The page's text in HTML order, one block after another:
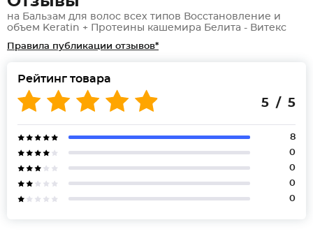
на Бальзам для волос всех типов Восстановление и
объем Keratin + Протеины кашемира Белита - Витекс
Правила публикации отзывов*
Рейтинг товара
5 / 5
8
0
0
0
0